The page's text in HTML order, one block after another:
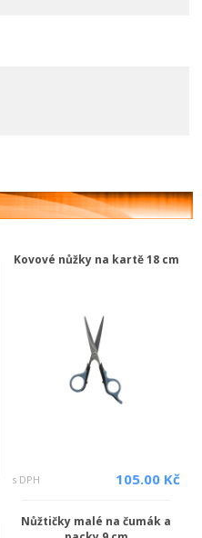
Kovové nůžky na kartě 18 cm
s DPH 105.00 Kč
Nůžtičky malé na čumák a